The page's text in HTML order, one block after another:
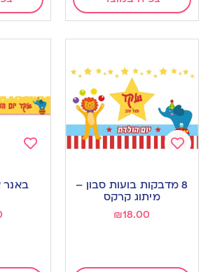
to
wishlist
8 מדבקות בועות סבון –
מיתוג קרקס
₪18.00
wishlist
באנר